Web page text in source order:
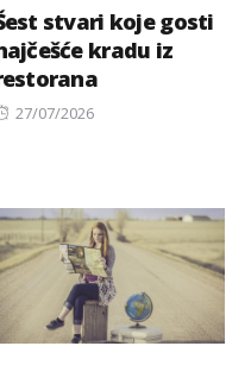
stvari koje gosti
kradu iz
Posted
27/07/2026